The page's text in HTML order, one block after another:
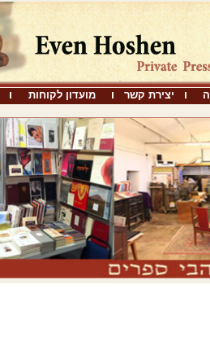
יצירת קשר מועדון לקוחות